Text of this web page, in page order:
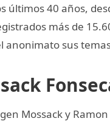
últimos 40 años,
más de
anonimato sus
Mossack y